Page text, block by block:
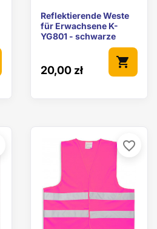
Reflektierende Weste
für Erwachsene K-
YG801 - schwarze
20,00 zł
shopping_cart
favorite_border